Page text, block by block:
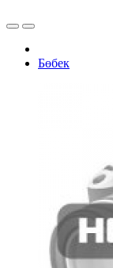
Бөбек